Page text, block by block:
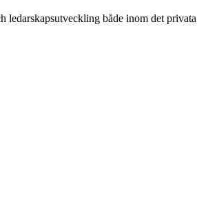
ledarskapsutveckling både inom det